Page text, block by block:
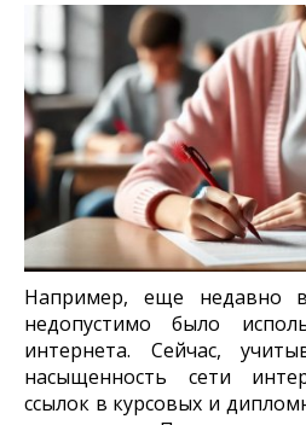
Например, еще недавно
недопустимо было
интернета. Сейчас,
насыщенность сети
ссылок в курсовых и